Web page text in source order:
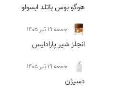
هوگو بوس باتلد ابسولو
جمعه 19 تیر 1405
انجلز شیر پارادایس
جمعه 19 تیر 1405
دسیژن